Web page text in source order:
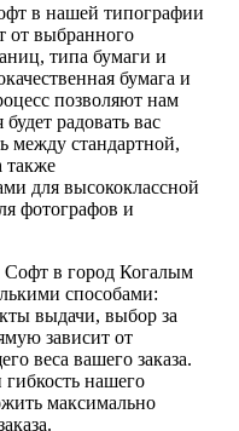
в нашей типографии
от выбранного
типа бумаги и
бумага и
позволяют нам
радовать вас
между стандартной,
также
для высококлассной
фотографов и
Софт в город Когалым
способами:
выдачи, выбор за
зависит от
веса вашего заказа.
нашего
максимально